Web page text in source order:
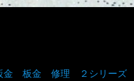
金 板金 修理 ２シリー